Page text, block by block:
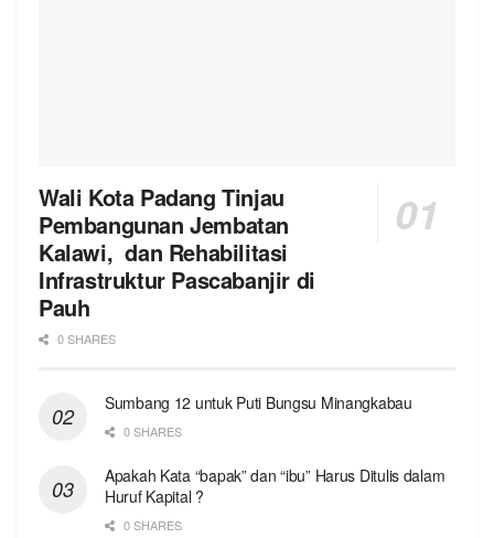
Wali Kota Padang Tinjau
Pembangunan Jembatan
Kalawi, dan Rehabilitasi
Infrastruktur Pascabanjir di
Pauh
0 SHARES
Sumbang 12 untuk Puti Bungsu Minangkabau
0 SHARES
Apakah Kata “bapak” dan “ibu” Harus Ditulis dalam
Huruf Kapital ?
0 SHARES